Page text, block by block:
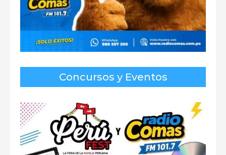
Concursos y Eventos